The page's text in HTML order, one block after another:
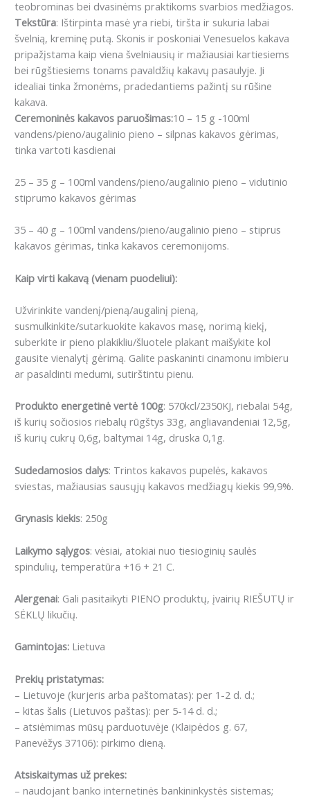
teobrominas bei dvasinėms praktikoms svarbios medžiagos.
Tekstūra: Ištirpinta masė yra riebi, tiršta ir sukuria labai
švelnią, kreminę putą. Skonis ir poskoniai Venesuelos kakava
pripažįstama kaip viena švelniausių ir mažiausiai kartiesiems
bei rūgštiesiems tonams pavaldžių kakavų pasaulyje. Ji
idealiai tinka žmonėms, pradedantiems pažintį su rūšine
kakava.
Ceremoninės kakavos paruošimas:10 – 15 g -100ml
vandens/pieno/augalinio pieno – silpnas kakavos gėrimas,
tinka vartoti kasdienai
25 – 35 g – 100ml vandens/pieno/augalinio pieno – vidutinio
stiprumo kakavos gėrimas
35 – 40 g – 100ml vandens/pieno/augalinio pieno – stiprus
kakavos gėrimas, tinka kakavos ceremonijoms.
Kaip virti kakavą (vienam puodeliui):
Užvirinkite vandenį/pieną/augalinį pieną,
susmulkinkite/sutarkuokite kakavos masę, norimą kiekį,
suberkite ir pieno plakikliu/šluotele plakant maišykite kol
gausite vienalytį gėrimą. Galite paskaninti cinamonu imbieru
ar pasaldinti medumi, sutirštintu pienu.
Produkto energetinė vertė 100g: 570kcl/2350KJ, riebalai 54g,
iš kurių sočiosios riebalų rūgštys 33g, angliavandeniai 12,5g,
iš kurių cukrų 0,6g, baltymai 14g, druska 0,1g.
Sudedamosios dalys: Trintos kakavos pupelės, kakavos
sviestas, mažiausias sausųjų kakavos medžiagų kiekis 99,9%.
Grynasis kiekis: 250g
Laikymo sąlygos: vėsiai, atokiai nuo tiesioginių saulės
spindulių, temperatūra +16 + 21 C.
Alergenai: Gali pasitaikyti PIENO produktų, įvairių RIEŠUTŲ ir
SĖKLŲ likučių.
Gamintojas: Lietuva
Prekių pristatymas:
– Lietuvoje (kurjeris arba paštomatas): per 1-2 d. d.;
– kitas šalis (Lietuvos paštas): per 5-14 d. d.;
– atsiėmimas mūsų parduotuvėje (Klaipėdos g. 67,
Panevėžys 37106): pirkimo dieną.
Atsiskaitymas už prekes:
– naudojant banko internetinės bankininkystės sistemas;